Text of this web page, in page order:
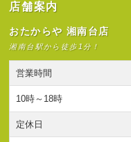
店舗案内
おたからや 湘南台店
湘南台駅から徒歩1分！
営業時間
10時～18時
定休日